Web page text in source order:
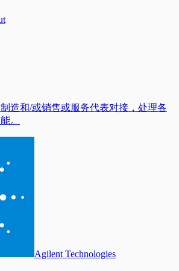
造和/或销售或服务代表对接，处理各
。
Agilent Technologies